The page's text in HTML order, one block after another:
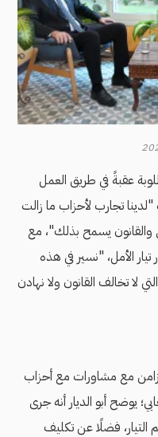
عقبةً في طريق العمل
تجارب لأحزاب ما زالت
يسمح بذلك"، مع
الأمل، "نسير في هذه
لا تخالف القانون ولا نهادن
مع مشاورات مع أحزاب
يوضح أبو الديار أنه جرى
8 مرشحين باسم التيار، فضلًا عن تكليف